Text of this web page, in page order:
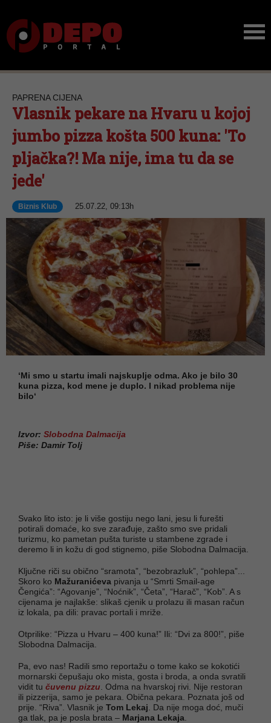
PAPRENA CIJENA
Vlasnik pekare na Hvaru u kojoj
jumbo pizza košta 500 kuna: 'To
pljačka?! Ma nije, ima tu da se
jede'
Biznis Klub 25.07.22, 09:13h
‘Mi smo u startu imali najskuplje odma. Ako je bilo 30
kuna pizza, kod mene je duplo. I nikad problema nije
bilo‘
Izvor: Slobodna Dalmacija
Piše: Damir Tolj
Svako lito isto: je li više gostiju nego lani, jesu li furešti
potirali domaće, ko sve zarađuje, zašto smo sve pridali
turizmu, ko pametan pušta turiste u stambene zgrade i
deremo li in kožu di god stignemo, piše Slobodna Dalmacija.
Ključne riči su obično “sramota”, “bezobrazluk”, “pohlepa”...
Skoro ko Mažuranićeva pivanja u “Smrti Smail-age
Čengića”: “Agovanje”, “Noćnik”, “Četa”, “Harač”, “Kob”. A s
cijenama je najlakše: slikaš cjenik u prolazu ili masan račun
iz lokala, pa dili: pravac portali i mriže.
Otprilike: “Pizza u Hvaru – 400 kuna!” Ili: “Dvi za 800!”, piše
Slobodna Dalmacija.
Pa, evo nas! Radili smo reportažu o tome kako se kokotići
mornarski čepušaju oko mista, gosta i broda, a onda svratili
vidit tu čuvenu pizzu . Odma na hvarskoj rivi. Nije restoran
ili pizzerija, samo je pekara. Obična pekara. Poznata još od
prije. “Riva”. Vlasnik je Tom Lekaj . Da nije moga doć, muči
ga tlak, pa je posla brata – Marjana Lekaja